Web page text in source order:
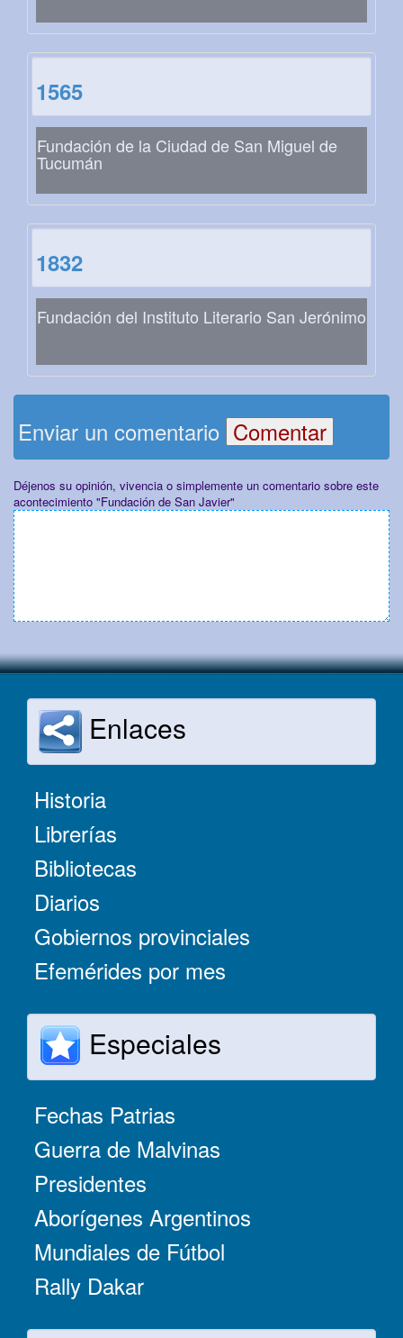
1565
Fundación de la Ciudad de San Miguel de
Tucumán
1832
Fundación del Instituto Literario San Jerónimo
Enviar un comentario
Déjenos su opinión, vivencia o simplemente un comentario sobre este
acontecimiento "Fundación de San Javier"
Enlaces
Historia
Librerías
Bibliotecas
Diarios
Gobiernos provinciales
Efemérides por mes
Especiales
Fechas Patrias
Guerra de Malvinas
Presidentes
Aborígenes Argentinos
Mundiales de Fútbol
Rally Dakar